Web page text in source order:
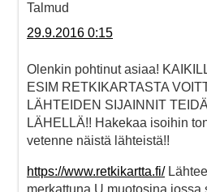
Talmud
29.9.2016 0:15
Olenkin pohtinut asiaa!
ESIM RETKIKARTASTA
LÄHTEIDEN SIJAINNIT
LÄHELLÄ!! Hakekaa isoihin
vetenne näistä lähteistä!!
https://www.retkikartta.fi/